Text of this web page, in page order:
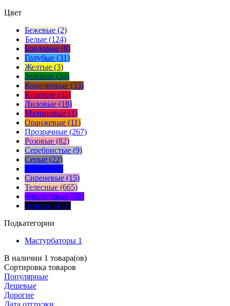
Цвет
Бежевые (2)
Белые (124)
Бордовые (8)
Голубые (31)
Желтые (3)
Зеленые (24)
Коричневые (33)
Красные (32)
Лиловые (18)
Малиновые (1)
Оранжевые (11)
Прозрачные (267)
Розовые (82)
Серебристые (9)
Серые (22)
Сиреневые (15)
Телесные (665)
Фиолетовые (58)
Черные (431)
Подкатегории
Мастурбаторы 1
В наличии 1 товара(ов)
Сортировка товаров
Популярные
Дешевые
Дорогие
Дата отгрузки